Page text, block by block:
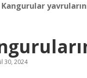
Kangurular
30, 2024